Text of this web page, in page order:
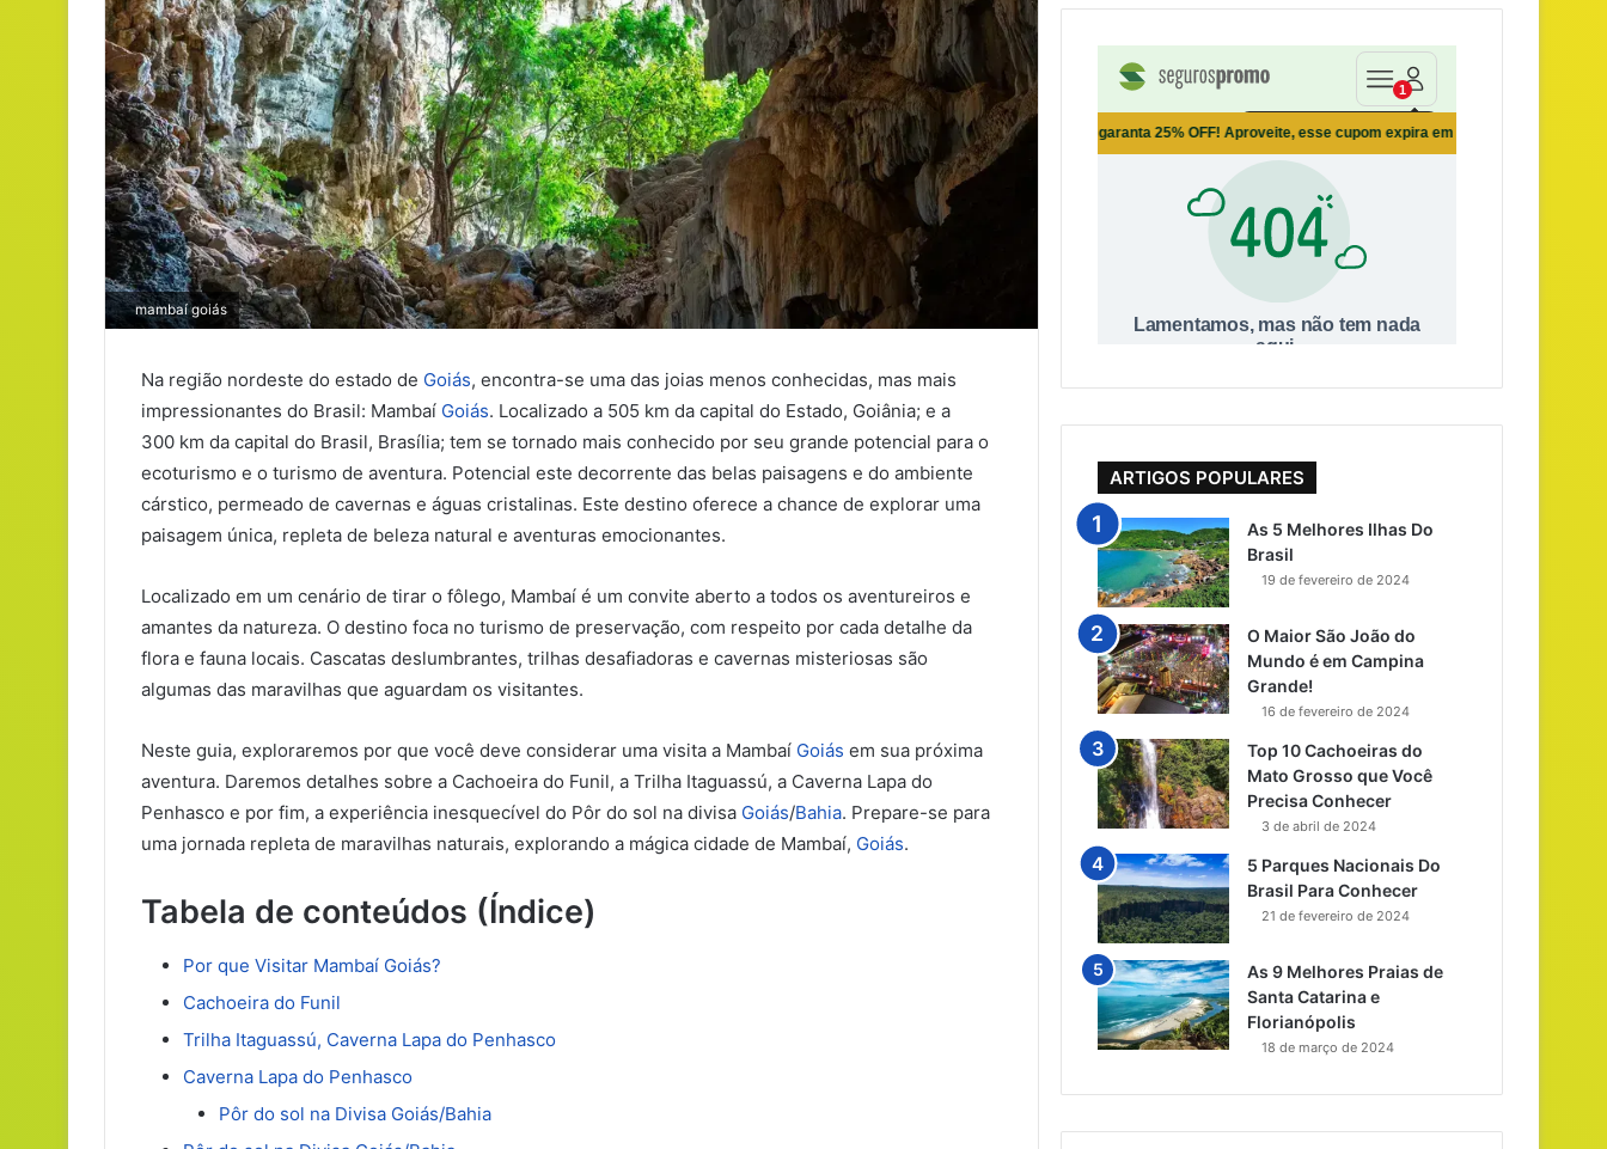
mambaí goiás
Na região nordeste do estado de Goiás, encontra-se uma das joias menos conhecidas, mas mais
impressionantes do Brasil: Mambaí Goiás. Localizado a 505 km da capital do Estado, Goiânia; e a
300 km da capital do Brasil, Brasília; tem se tornado mais conhecido por seu grande potencial para o
ecoturismo e o turismo de aventura. Potencial este decorrente das belas paisagens e do ambiente
cárstico, permeado de cavernas e águas cristalinas. Este destino oferece a chance de explorar uma
paisagem única, repleta de beleza natural e aventuras emocionantes.
Localizado em um cenário de tirar o fôlego, Mambaí é um convite aberto a todos os aventureiros e
amantes da natureza. O destino foca no turismo de preservação, com respeito por cada detalhe da
flora e fauna locais. Cascatas deslumbrantes, trilhas desafiadoras e cavernas misteriosas são
algumas das maravilhas que aguardam os visitantes.
Neste guia, exploraremos por que você deve considerar uma visita a Mambaí Goiás em sua próxima
aventura. Daremos detalhes sobre a Cachoeira do Funil, a Trilha Itaguassú, a Caverna Lapa do
Penhasco e por fim, a experiência inesquecível do Pôr do sol na divisa Goiás/Bahia. Prepare-se para
uma jornada repleta de maravilhas naturais, explorando a mágica cidade de Mambaí, Goiás.
Tabela de conteúdos (Índice)
Por que Visitar Mambaí Goiás?
Cachoeira do Funil
Trilha Itaguassú, Caverna Lapa do Penhasco
Caverna Lapa do Penhasco
Pôr do sol na Divisa Goiás/Bahia
ARTIGOS POPULARES
As 5 Melhores Ilhas Do
Brasil
19 de fevereiro de 2024
O Maior São João do
Mundo é em Campina
Grande!
16 de fevereiro de 2024
Top 10 Cachoeiras do
Mato Grosso que Você
Precisa Conhecer
3 de abril de 2024
5 Parques Nacionais Do
Brasil Para Conhecer
21 de fevereiro de 2024
As 9 Melhores Praias de
Santa Catarina e
Florianópolis
18 de março de 2024